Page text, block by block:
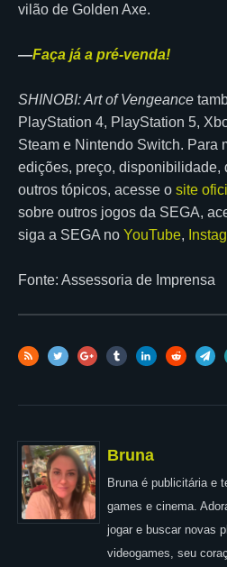
vilão de Golden Axe.
—Faça já a pré-venda!
SHINOBI: Art of Vengeance
PlayStation 4, PlayStation 5,
Steam e Nintendo Switch. Para
edições, preço, disponibilidade,
outros tópicos, acesse o site
sobre outros jogos da SEGA,
siga a SEGA no YouTube,
Fonte: Assessoria de Imprensa
Bruna
Bruna é publicitária e
games e cinema.
jogar e buscar novas
videogames, seu